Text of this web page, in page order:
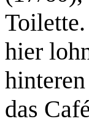
hier
das